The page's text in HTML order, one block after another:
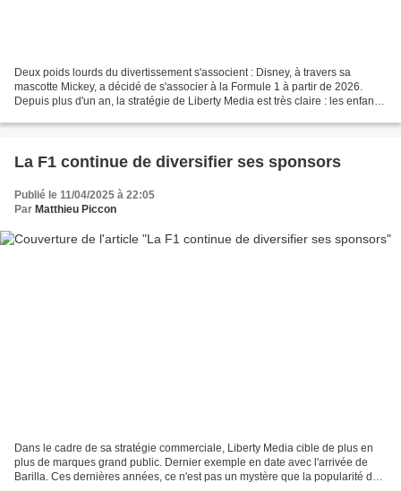
Deux poids lourds du divertissement s'associent : Disney, à travers sa
mascotte Mickey, a décidé de s'associer à la Formule 1 à partir de 2026.
Depuis plus d'un an, la stratégie de Liberty Media est très claire : les enfants
La F1 continue de diversifier ses sponsors
Publié le 11/04/2025 à 22:05
Par Matthieu Piccon
Dans le cadre de sa stratégie commerciale, Liberty Media cible de plus en
plus de marques grand public. Dernier exemple en date avec l'arrivée de
Barilla. Ces dernières années, ce n'est pas un mystère que la popularité de